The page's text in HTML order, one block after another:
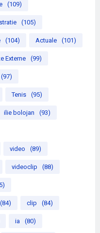
(109)
(105)
(104) Actuale (101)
Externe (99)
(97)
Tenis (95)
ilie bolojan (93)
video (89)
videoclip (88)
(84) clip (84)
ia (80)